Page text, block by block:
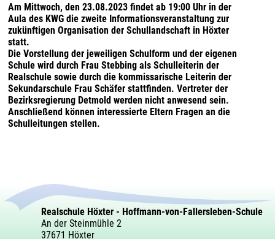
Am Mittwoch, den 23.08.2023 findet ab 19:00 Uhr in der
Aula des KWG die zweite Informationsveranstaltung zur
zukünftigen Organisation der Schullandschaft in Höxter
statt.
Die Vorstellung der jeweiligen Schulform und der eigenen
Schule wird durch Frau Stebbing als Schulleiterin der
Realschule sowie durch die kommissarische Leiterin der
Sekundarschule Frau Schäfer stattfinden. Vertreter der
Bezirksregierung Detmold werden nicht anwesend sein.
Anschließend können interessierte Eltern Fragen an die
Schulleitungen stellen.
Realschule Höxter - Hoffmann-von-Fallersleben-Schule
An der Steinmühle 2
37671 Höxter